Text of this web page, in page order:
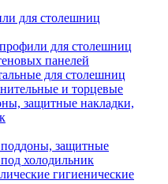
для столешниц
для столешниц
панелей
для столешниц
и торцевые
защитные накладки,
защитные
холодильник
гигиенические